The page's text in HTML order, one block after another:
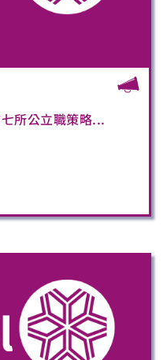
所公立職策略...